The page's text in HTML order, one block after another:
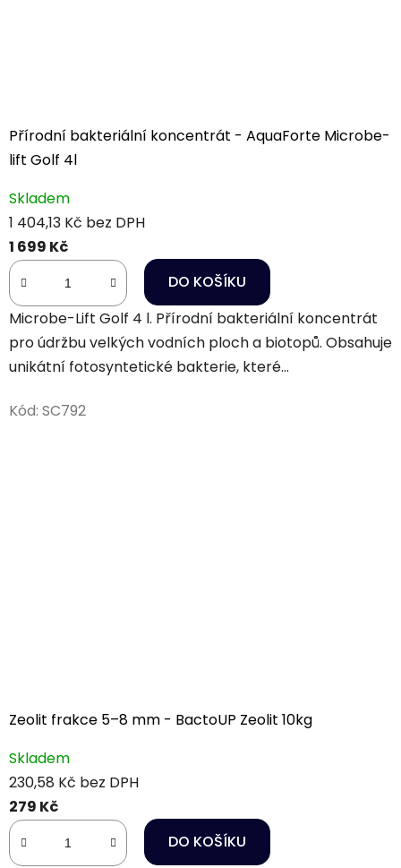
Přírodní bakteriální koncentrát - AquaForte Microbe-
lift Golf 4l
Skladem
1 404,13 Kč bez DPH
1 699 Kč
DO KOŠÍKU
Microbe-Lift Golf 4 l. Přírodní bakteriální koncentrát
pro údržbu velkých vodních ploch a biotopů. Obsahuje
unikátní fotosyntetické bakterie, které...
Kód: SC792
Zeolit frakce 5–8 mm - BactoUP Zeolit 10kg
Skladem
230,58 Kč bez DPH
279 Kč
DO KOŠÍKU